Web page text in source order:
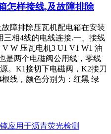
怎样接线,及故障排除
障排除压瓦机配电箱在安装
三相4线的电线连接.一、接线
W 压瓦电机3 U1 V1 W1 油
是两个电磁阀公用线，零线
。K1接切下电磁阀，K2接刀
线，颜色分别为：红黑 绿
应用于沥青荧光检测